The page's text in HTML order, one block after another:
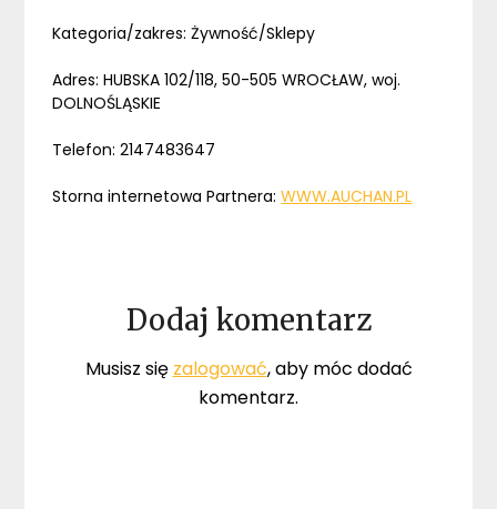
Kategoria/zakres: Żywność/Sklepy
Adres: HUBSKA 102/118, 50-505 WROCŁAW, woj.
DOLNOŚLĄSKIE
Telefon: 2147483647
Storna internetowa Partnera:WWW.AUCHAN.PL
Dodaj komentarz
Musisz się zalogować, aby móc dodać
komentarz.